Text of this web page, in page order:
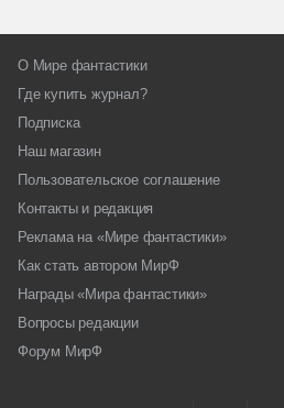
О Мире фантастики
Где купить журнал?
Подписка
Наш магазин
Пользовательское соглашение
Контакты и редакция
Реклама на «Мире фантастики»
Как стать автором МирФ
Награды «Мира фантастики»
Вопросы редакции
Форум МирФ